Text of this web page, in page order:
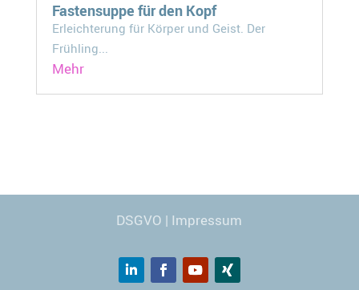
Fastensuppe für den Kopf
Erleichterung für Körper und Geist. Der
Frühling...
Mehr
DSGVO | Impressum